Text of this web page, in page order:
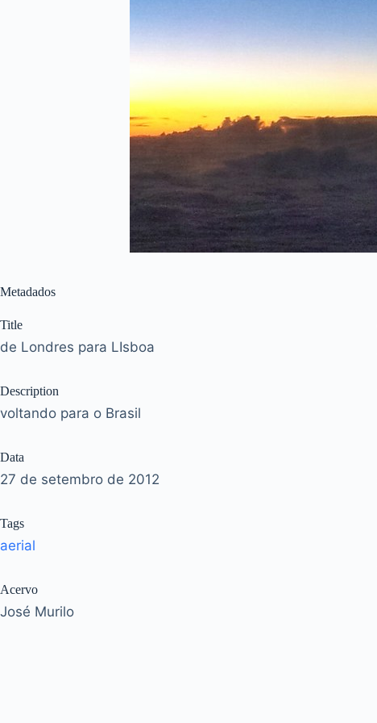
Metadados
Title
de Londres para LIsboa
Description
voltando para o Brasil
Data
27 de setembro de 2012
Tags
aerial
Acervo
José Murilo